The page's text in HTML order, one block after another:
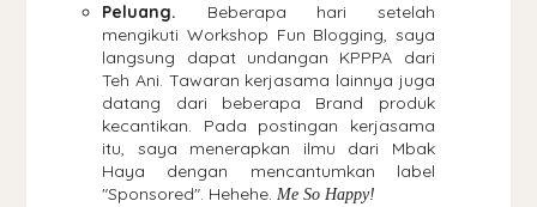
Peluang. Beberapa hari setelah
mengikuti Workshop Fun Blogging, saya
langsung dapat undangan KPPPA dari
Teh Ani. Tawaran kerjasama lainnya juga
datang dari beberapa Brand produk
kecantikan. Pada postingan kerjasama
itu, saya menerapkan ilmu dari Mbak
Haya dengan mencantumkan label
"Sponsored". Hehehe.Me So Happy!